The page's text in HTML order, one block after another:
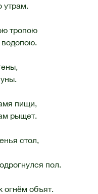
утрам.
тропою
водопою.
пищи,
рыщет.
стол,
пол.
огнём объят.